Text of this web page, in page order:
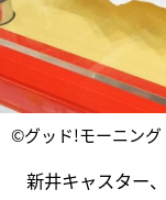
©グッド!モーニング
新井キャスター、